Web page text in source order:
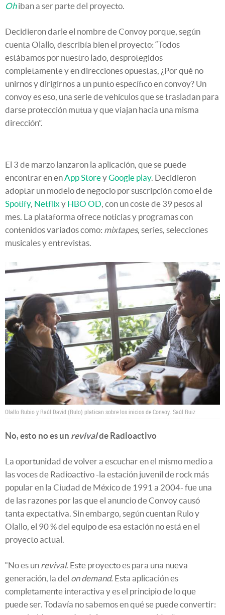
Ohiban a ser parte del proyecto.
Decidieron darle el nombre de Convoy porque, según
cuenta Olallo, describía bien el proyecto: “Todos
estábamos por nuestro lado, desprotegidos
completamente y en direcciones opuestas, ¿Por qué no
unirnos y dirigirnos a un punto específico en convoy? Un
convoy es eso, una serie de vehículos que se trasladan para
darse protección mutua y que viajan hacia una misma
dirección”.
El 3 de marzo lanzaron la aplicación, que se puede
encontrar en enApp StoreyGoogle play. Decidieron
adoptar un modelo de negocio por suscripción como el de
Spotify, Netflix y HBO OD, con un coste de 39 pesos al
mes. La plataforma ofrece noticias y programas con
contenidos variados como: mixtapes, series, selecciones
musicales y entrevistas.
Olallo Rubio y Raúl David (Rulo) platican sobre los inicios de Convoy. Saúl Ruiz
No, esto no es un revivalde Radioactivo
La oportunidad de volver a escuchar en el mismo medio a
las voces de Radioactivo -la estación juvenil de rock más
popular en la Ciudad de México de 1991 a 2004- fue una
de las razones por las que el anuncio de Convoy causó
tanta expectativa. Sin embargo, según cuentan Rulo y
Olallo, el 90 % del equipo de esa estación no está en el
proyecto actual.
“No es un revival. Este proyecto es para una nueva
generación, la del on demand. Esta aplicación es
completamente interactiva y es el principio de lo que
puede ser. Todavía no sabemos en qué se puede convertir: